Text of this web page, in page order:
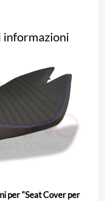
informazioni
per "Seat Cover per